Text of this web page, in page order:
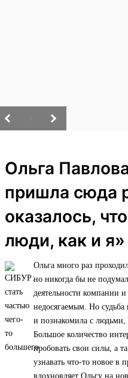
Ольга
пришла сюда
оказалось,
люди, как и я»
Ольга много раз
но никогда бы не
деятельности компании
недосягаемым. Но
и познакомила с
Большое количество
пробовать свои силы, а
узнавать что-то новое в
вдохновляет Ольгу на